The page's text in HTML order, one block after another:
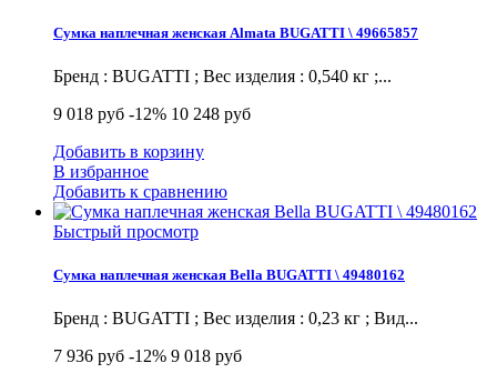
Сумка наплечная женская Almata BUGATTI \ 49665857
Бренд : BUGATTI ; Вес изделия : 0,540 кг ;...
9 018 руб -12% 10 248 руб
Добавить в корзину
В избранное
Добавить к сравнению
Быстрый просмотр
Сумка наплечная женская Bella BUGATTI \ 49480162
Бренд : BUGATTI ; Вес изделия : 0,23 кг ; Вид...
7 936 руб -12% 9 018 руб